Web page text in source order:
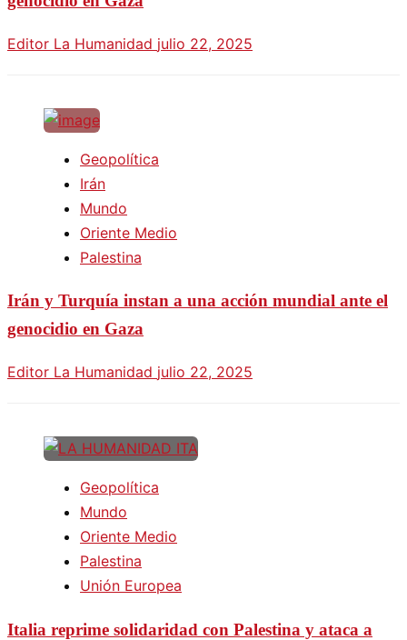
Editor La Humanidad julio 22, 2025
Geopolítica
Irán
Mundo
Oriente Medio
Palestina
Irán y Turquía instan a una acción mundial ante el
genocidio en Gaza
Editor La Humanidad julio 22, 2025
Geopolítica
Mundo
Oriente Medio
Palestina
Unión Europea
Italia reprime solidaridad con Palestina y ataca a